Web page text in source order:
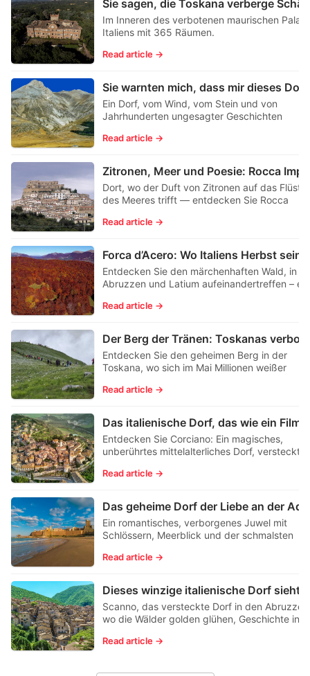
Im Inneren des verbotenen maurischen
Italiens mit 365 Räumen.
Read article →
Ein Dorf, vom Wind, vom Stein und von
Jahrhunderten ungesagter Geschichten
Read article →
Dort, wo der Duft von Zitronen auf das
des Meeres trifft — entdecken Sie Rocca
mittelalterlichen Burg über der ionischen
Read article →
Entdecken Sie den märchenhaften Wald, in
Abruzzen und Latium aufeinandertreffen – ein
reiner italienischer Magie.
Read article →
Entdecken Sie den geheimen Berg in der
Toskana, wo sich im Mai Millionen weißer
Legende, aus den Tränen einer Schäferin.
Read article →
Entdecken Sie Corciano: Ein magisches,
unberührtes mittelalterliches Dorf, versteckt in
Read article →
Ein romantisches, verborgenes Juwel mit
Schlössern, Meerblick und der schmalsten
es alle tun.
Read article →
Scanno, das versteckte Dorf in den
wo die Wälder golden glühen, Geschichte in
hat.
Read article →